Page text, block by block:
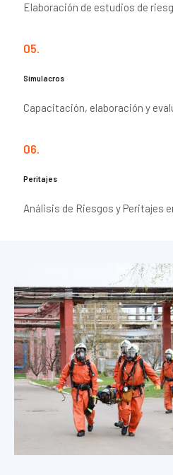
Elaboración de estudios de
05.
Simulacros
Capacitación, elaboración y
06.
Peritajes
Análisis de Riesgos y Peritajes